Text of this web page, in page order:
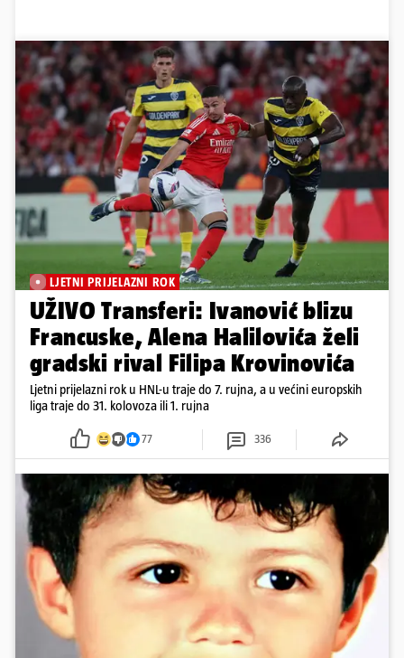
LJETNI PRIJELAZNI ROK
UŽIVO Transferi: Ivanović blizu
Francuske, Alena Halilovića želi
gradski rival Filipa Krovinovića
Ljetni prijelazni rok u HNL-u traje do 7. rujna, a u većini europskih
liga traje do 31. kolovoza ili 1. rujna
77 336